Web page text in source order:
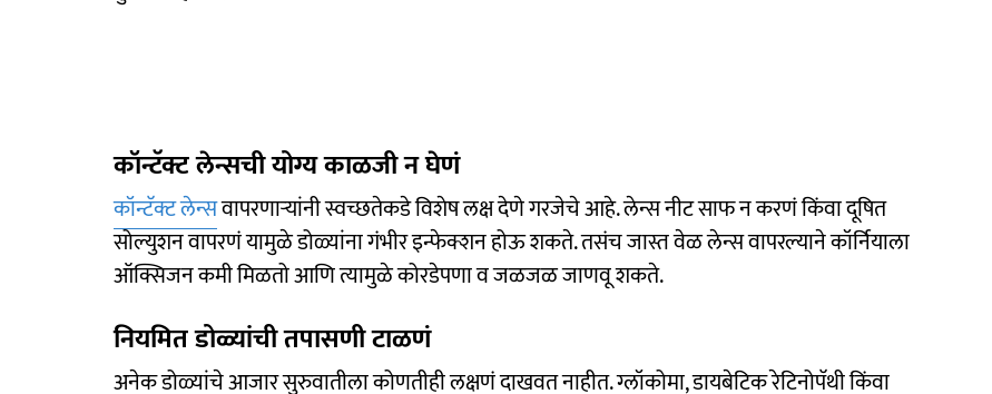
कॉन्टॅक्ट लेन्सची योग्य काळजी न घेणं
कॉन्टॅक्ट लेन्सवापरणाऱ्यांनी स्वच्छतेकडे विशेष लक्ष देणे गरजेचे आहे. लेन्स नीट साफ न करणं किंवा दूषित
सोल्युशन वापरणं यामुळे डोळ्यांना गंभीर इन्फेक्शन होऊ शकते. तसंच जास्त वेळ लेन्स वापरल्याने कॉर्नियाला
ऑक्सिजन कमी मिळतो आणि त्यामुळे कोरडेपणा व जळजळ जाणवू शकते.
नियमित डोळ्यांची तपासणी टाळणं
अनेक डोळ्यांचे आजार सुरुवातीला कोणतीही लक्षणं दाखवत नाहीत. ग्लॉकोमा, डायबेटिक रेटिनोपॅथी किंवा